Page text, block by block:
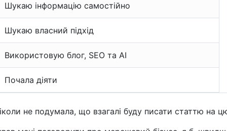
Шукаю інформацію самостійно
Шукаю власний підхід
Використовую блог, SEO та AI
Почала діяти
не подумала, що взагалі буду писати статтю на